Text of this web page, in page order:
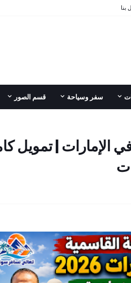
بنا
سفر وسياحة قسم الصور
جامعة القاسمية 2026 في الإمارات |